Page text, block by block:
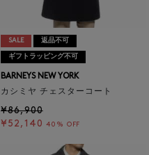
SALE 返品不可
ギフトラッピング不可
BARNEYS NEW YORK
カシミヤ チェスターコート
¥86,900
¥52,140 40% OFF